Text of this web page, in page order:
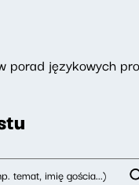
porad językowych